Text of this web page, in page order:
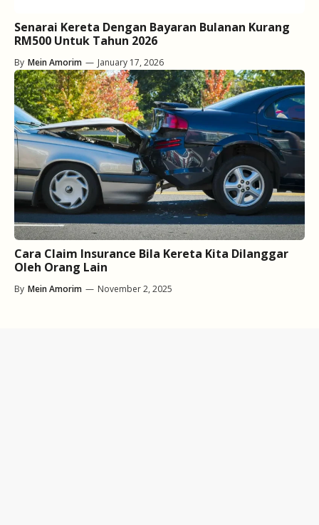
Senarai Kereta Dengan Bayaran Bulanan Kurang
RM500 Untuk Tahun 2026
By Mein Amorim — January 17, 2026
Cara Claim Insurance Bila Kereta Kita Dilanggar
Oleh Orang Lain
By Mein Amorim — November 2, 2025